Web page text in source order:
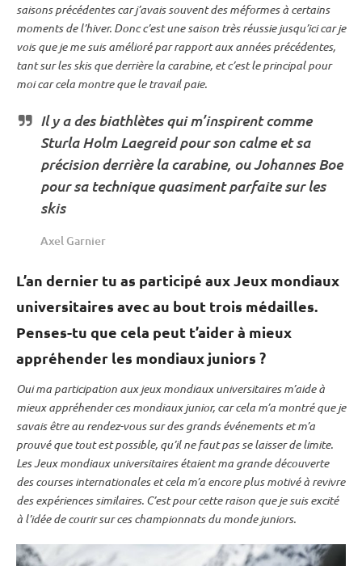
saisons précédentes car j’avais souvent des méformes à certains
moments de l’hiver. Donc c’est une saison très réussie jusqu’ici car je
vois que je me suis amélioré par rapport aux années précédentes,
tant sur les skis que derrière la carabine, et c’est le principal pour
moi car cela montre que le travail paie.
Il y a des biathlètes qui m’inspirent comme
Sturla Holm Laegreid pour son calme et sa
précision derrière lacarabine, ou Johannes Boe
pour sa technique quasiment parfaite sur les
skis
Axel Garnier
L’an dernier tu as participé aux Jeux mondiaux
universitaires avec au bout trois médailles.
Penses-tu que cela peut t’aider à mieux
appréhender les mondiaux juniors ?
Oui ma participation aux jeux mondiaux universitaires m’aide à
mieux appréhender ces mondiaux junior, car cela m’a montré que je
savais être au rendez-vous sur des grands événements et m’a
prouvé que tout est possible, qu’il ne faut pas se laisser de limite.
Les Jeux mondiaux universitaires étaient ma grande découverte
des courses internationales et cela m’a encore plus motivé à revivre
des expériences similaires. C’est pour cette raison que je suis excité
à l’idée de courir sur ceschampionnats du mondejuniors.